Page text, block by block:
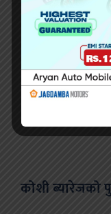
कोशी ब्यारेजको